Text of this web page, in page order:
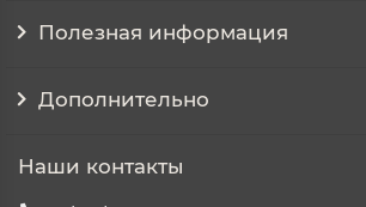
Полезная информация
Дополнительно
Наши контакты